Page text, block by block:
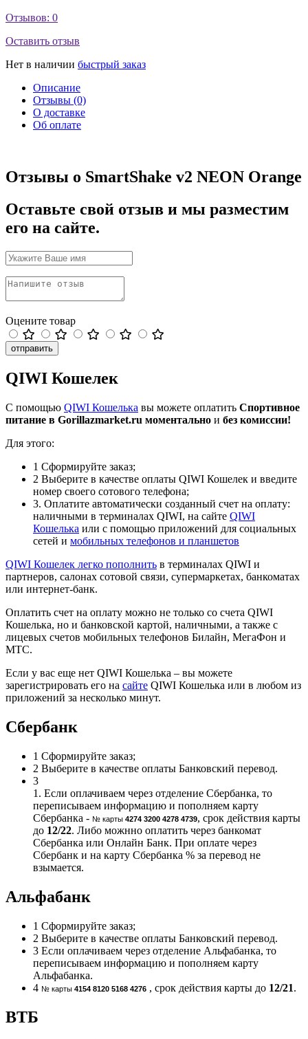
Отзывов: 0
Оставить отзыв
Нет в наличии быстрый заказ
Описание
Отзывы (0)
О доставке
Об оплате
Отзывы о SmartShake v2 NEON Orange
Оставьте свой отзыв и мы разместим
его на сайте.
Оцените товар
отправить
QIWI Кошелек
С помощью QIWI Кошелька вы можете оплатить Спортивное
питание в Gorillazmarket.ru моментально и без комиссии!
Для этого:
1 Сформируйте заказ;
2 Выберите в качестве оплаты QIWI Кошелек и введите
номер своего сотового телефона;
3. Оплатите автоматически созданный счет на оплату:
наличными в терминалах QIWI, на сайте QIWI
Кошелька или с помощью приложений для социальных
сетей и мобильных телефонов и планшетов
QIWI Кошелек легко пополнить в терминалах QIWI и
партнеров, салонах сотовой связи, супермаркетах, банкоматах
или интернет-банк.
Оплатить счет на оплату можно не только со счета QIWI
Кошелька, но и банковской картой, наличными, а также с
лицевых счетов мобильных телефонов Билайн, МегаФон и
МТС.
Если у вас еще нет QIWI Кошелька – вы можете
зарегистрировать его на сайте QIWI Кошелька или в любом из
приложений за несколько минут.
Сбербанк
1 Сформируйте заказ;
2 Выберите в качестве оплаты Банковский перевод.
3
1. Если оплачиваем через отделение Сбербанка, то
переписываем информацию и пополняем карту
Сбербанка - № карты 4274 3200 4278 4739, срок действия карты
до 12/22. Либо можнно оплатить через банкомат
Сбербанка или Онлайн Банк. При оплате через
Сбербанк и на карту Сбербанка % за перевод не
взымается.
Альфабанк
1 Сформируйте заказ;
2 Выберите в качестве оплаты Банковский перевод.
3 Если оплачиваем через отделение Альфабанка, то
переписываем информацию и пополняем карту
Альфабанка.
4 № карты 4154 8120 5168 4276 , срок действия карты до 12/21.
ВТБ